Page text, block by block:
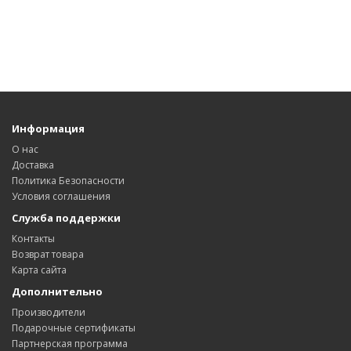
Информация
О нас
Доставка
Политика Безопасности
Условия соглашения
Служба поддержки
Контакты
Возврат товара
Карта сайта
Дополнительно
Производители
Подарочные сертификаты
Партнерская программа